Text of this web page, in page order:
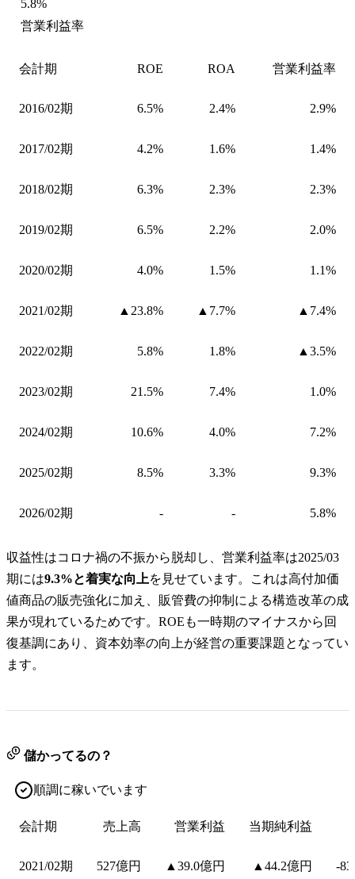
5.8%
営業利益率
会計期 ROE ROA 営業利益率
2016/02期 6.5% 2.4% 2.9%
2017/02期 4.2% 1.6% 1.4%
2018/02期 6.3% 2.3% 2.3%
2019/02期 6.5% 2.2% 2.0%
2020/02期 4.0% 1.5% 1.1%
2021/02期 ▲23.8% ▲7.7% ▲7.4%
2022/02期 5.8% 1.8% ▲3.5%
2023/02期 21.5% 7.4% 1.0%
2024/02期 10.6% 4.0% 7.2%
2025/02期 8.5% 3.3% 9.3%
2026/02期 - - 5.8%
収益性はコロナ禍の不振から脱却し、営業利益率は2025/03
期には9.3%と着実な向上を見せています。これは高付加価
値商品の販売強化に加え、販管費の抑制による構造改革の成
果が現れているためです。ROEも一時期のマイナスから回
復基調にあり、資本効率の向上が経営の重要課題となってい
ます。
儲かってるの？
順調に稼いでいます
会計期 売上高 営業利益 当期純利益
2021/02期 527億円 ▲39.0億円 ▲44.2億円 -